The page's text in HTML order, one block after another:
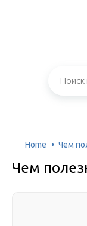
Home Чем
Чем